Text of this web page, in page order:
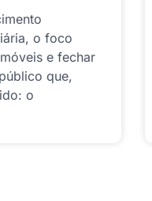
o foco
e fechar
que,
o